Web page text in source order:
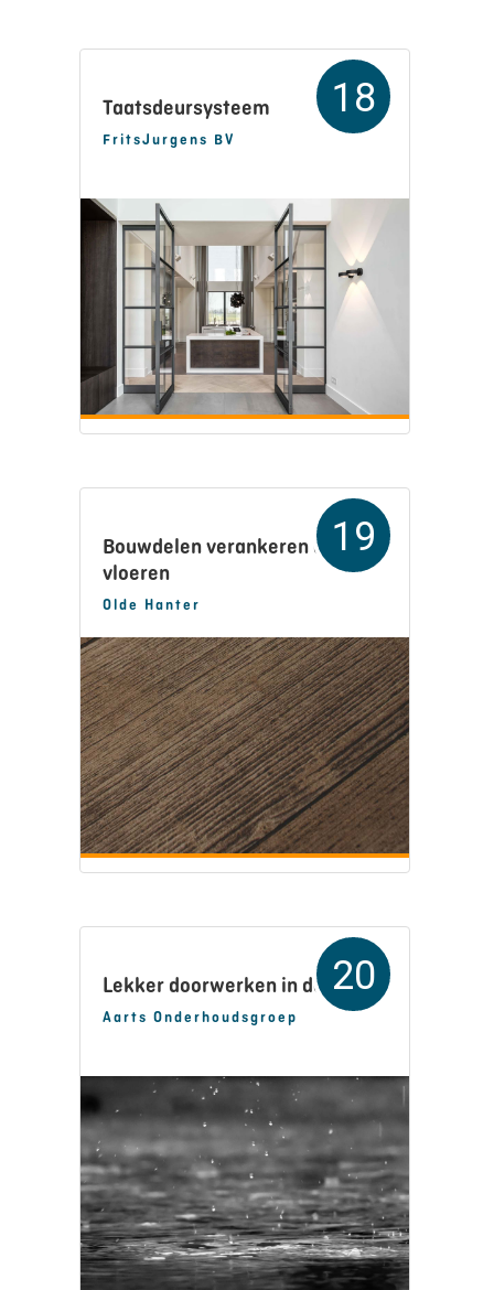
Taatsdeursysteem
FritsJurgens BV
18
Bouwdelen verankeren aan alle
vloeren
Olde Hanter
19
Lekker doorwerken in de regen
Aarts Onderhoudsgroep
20